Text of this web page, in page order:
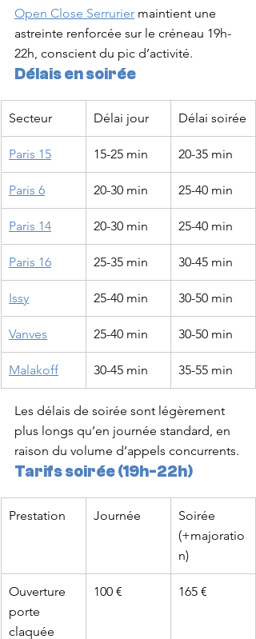
Open Close Serrurier maintient une
astreinte renforcée sur le créneau 19h-
22h, conscient du pic d’activité.
Délais en soirée
Secteur Délai jour Délai soirée
Paris 15 15-25 min 20-35 min
Paris 6 20-30 min 25-40 min
Paris 14 20-30 min 25-40 min
Paris 16 25-35 min 30-45 min
Issy 25-40 min 30-50 min
Vanves 25-40 min 30-50 min
Malakoff 30-45 min 35-55 min
Les délais de soirée sont légèrement
plus longs qu’en journée standard, en
raison du volume d’appels concurrents.
Tarifs soirée (19h-22h)
Prestation Journée
Soirée
(+majoratio
n)
Ouverture
porte
claquée
100 € 165 €